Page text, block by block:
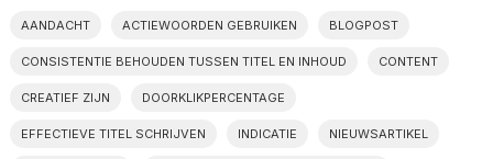
AANDACHT ACTIEWOORDEN GEBRUIKEN BLOGPOST
CONSISTENTIE BEHOUDEN TUSSEN TITEL EN INHOUD CONTENT
CREATIEF ZIJN DOORKLIKPERCENTAGE
EFFECTIEVE TITEL SCHRIJVEN INDICATIE NIEUWSARTIKEL